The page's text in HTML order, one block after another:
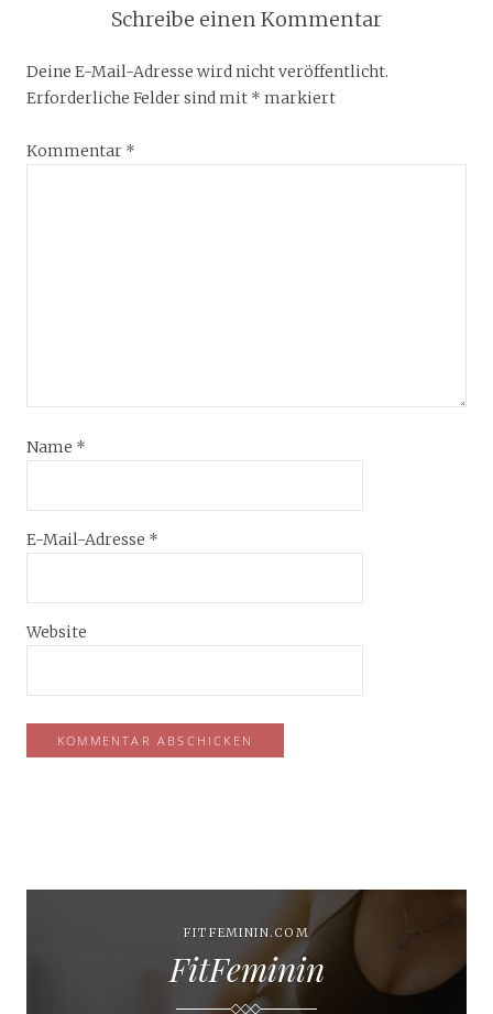
Schreibe einen Kommentar
Deine E-Mail-Adresse wird nicht veröffentlicht.
Erforderliche Felder sind mit * markiert
Kommentar *
Name *
E-Mail-Adresse *
Website
FITFEMININ.COM
FitFeminin